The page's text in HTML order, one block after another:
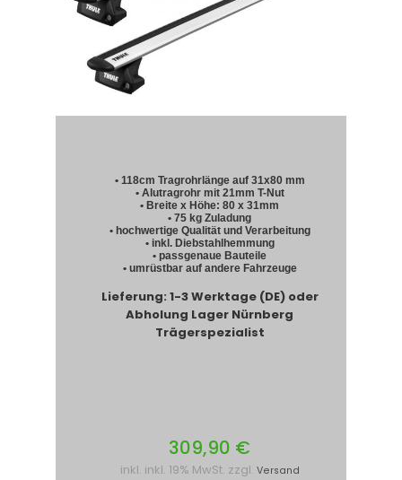
• 118cm Tragrohrlänge auf 31x80 mm
• Alutragrohr mit 21mm T-Nut
• Breite x Höhe: 80 x 31mm
• 75 kg Zuladung
• hochwertige Qualität und Verarbeitung
• inkl. Diebstahlhemmung
• passgenaue Bauteile
• umrüstbar auf andere Fahrzeuge
Lieferung: 1-3 Werktage (DE) oder
Abholung Lager Nürnberg
Trägerspezialist
309,90 €
inkl. inkl. 19% MwSt. zzgl. Versand